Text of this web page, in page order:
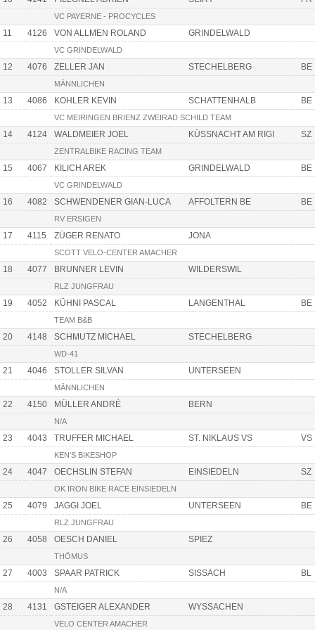
VC PAYERNE - PROCYCLES
11 4126 VON ALLMEN ROLAND GRINDELWALD
VC GRINDELWALD
12 4076 ZELLER JAN STECHELBERG BE
MÄNNLICHEN
13 4086 KOHLER KEVIN SCHATTENHALB BE
VC MEIRINGEN BRIENZ ZWEIRAD SCHILD TEAM
14 4124 WALDMEIER JOEL KÜSSNACHT AM RIGI SZ
ZENTRALBIKE RACING TEAM
15 4067 KILICH AREK GRINDELWALD BE
VC GRINDELWALD
16 4082 SCHWENDENER GIAN-LUCA AFFOLTERN BE BE
RV ERSIGEN
17 4115 ZÜGER RENATO JONA
SCOTT VELO-CENTER AMACHER
18 4077 BRUNNER LEVIN WILDERSWIL
RLZ JUNGFRAU
19 4052 KÜHNI PASCAL LANGENTHAL BE
TEAM B&B
20 4148 SCHMUTZ MICHAEL STECHELBERG
WD-41
21 4046 STOLLER SILVAN UNTERSEEN
MÄNNLICHEN
22 4150 MÜLLER ANDRÉ BERN
N/A
23 4043 TRUFFER MICHAEL ST. NIKLAUS VS VS
KEN'S BIKESHOP
24 4047 OECHSLIN STEFAN EINSIEDELN SZ
OK IRON BIKE RACE EINSIEDELN
25 4079 JAGGI JOEL UNTERSEEN BE
RLZ JUNGFRAU
26 4058 OESCH DANIEL SPIEZ
THÖMUS
27 4003 SPAAR PATRICK SISSACH BL
N/A
28 4131 GSTEIGER ALEXANDER WYSSACHEN
VELO CENTER AMACHER